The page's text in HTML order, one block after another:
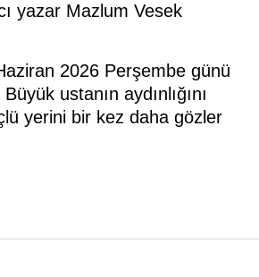
yazar Mazlum Vesek
2026 Perşembe günü
ustanın aydınlığını
yerini bir kez daha gözler